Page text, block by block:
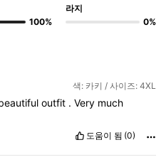
100%
라지
0%
색: 카키 / 사이즈: 4XL
outfit . Very much
도움이 됨 (0)